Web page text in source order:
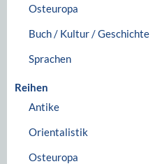
Osteuropa
Buch / Kultur / Geschichte
Sprachen
Reihen
Antike
Orientalistik
Osteuropa